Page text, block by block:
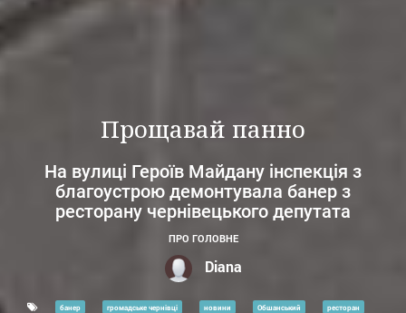
Прощавай панно
На вулиці Героїв Майдану інспекція з
благоустрою демонтувала банер з
ресторану чернівецького депутата
ПРО ГОЛОВНЕ
Diana
банер громадське чернівці новини Обшанський
ресторан